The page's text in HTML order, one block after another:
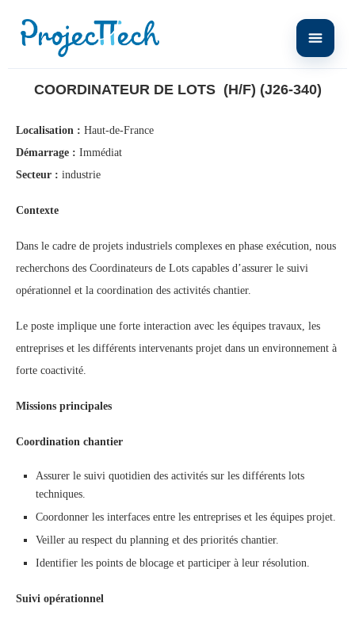
COORDINATEUR DE LOTS (H/F) (J26-340)
Localisation : Haut-de-France
Démarrage : Immédiat
Secteur : industrie
Contexte
Dans le cadre de projets industriels complexes en phase exécution, nous
recherchons des Coordinateurs de Lots capables d’assurer le suivi
opérationnel et la coordination des activités chantier.
Le poste implique une forte interaction avec les équipes travaux, les
entreprises et les différents intervenants projet dans un environnement à
forte coactivité.
Missions principales
Coordination chantier
Assurer le suivi quotidien des activités sur les différents lots
techniques.
Coordonner les interfaces entre les entreprises et les équipes projet.
Veiller au respect du planning et des priorités chantier.
Identifier les points de blocage et participer à leur résolution.
Suivi opérationnel